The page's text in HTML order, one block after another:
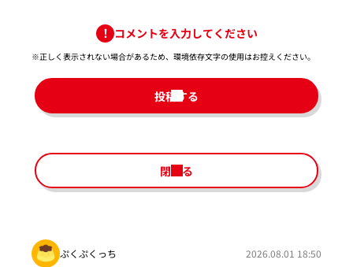
コメントを入力してください
※正しく表示されない場合があるため、環境依存文字の使用はお控えください。​
投稿する
閉じる
ぷくぷくっち 2026.08.01 18:50